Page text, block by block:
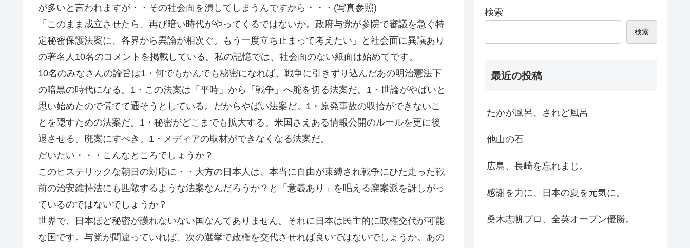
が多いと言われますが・・その社会面を潰してしまうんですから・・・(写真参照)
「このまま成立させたら、再び暗い時代がやってくるではないか。政府与党が参院で審議を急ぐ特
定秘密保護法案に、各界から異論が相次ぐ。もう一度立ち止まって考えたい」と社会面に異議あり
の著名人10名のコメントを掲載している。私の記憶では、社会面のない紙面は始めてです。
10名のみなさんの論旨は1・何でもかんでも秘密になれば、戦争に引きずり込んだあの明治憲法下
の暗黒の時代になる。1・この法案は「平時」から「戦争」へ舵を切る法案だ。1・世論がやばいと
思い始めたので慌てて通そうとしている。だからやばい法案だ。1・原発事故の収拾ができないこ
とを隠すための法案だ。1・秘密がどこまでも拡大する。米国さえある情報公開のルールを更に後
退させる。廃案にすべき。1・メディアの取材ができなくなる法案だ。
だいたい・・・こんなところでしょうか？
このヒステリックな朝日の対応に・・大方の日本人は、本当に自由が束縛され戦争にひた走った戦
前の治安維持法にも匹敵するような法案なんだろうか？と「意義あり」を唱える廃案派を訝しがっ
ているのではないでしょうか？
世界で、日本ほど秘密が護れないない国なんてありません。それに日本は民主的に政権交代が可能
な国です。与党が間違っていれば、次の選挙で政権を交代させれば良いではないでしょうか。あの
検索
検索
最近の投稿
たかが風呂、されど風呂
他山の石
広島、長崎を忘れまじ。
感謝を力に、日本の夏を元気に。
桑木志帆プロ、全英オープン優勝。